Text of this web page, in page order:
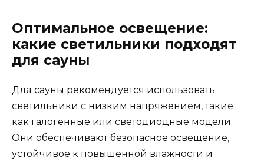
Оптимальное освещение:
какие светильники подходят
для сауны
Для сауны рекомендуется использовать
светильники с низким напряжением, такие
как галогенные или светодиодные модели.
Они обеспечивают безопасное освещение,
устойчивое к повышенной влажности и